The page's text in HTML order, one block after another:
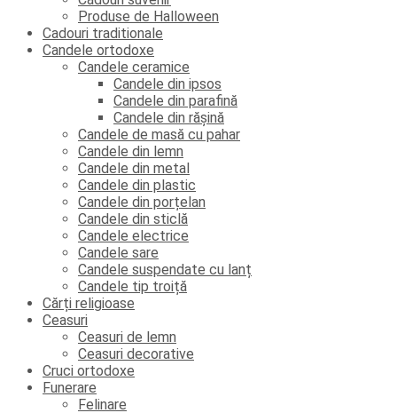
Produse de Halloween
Cadouri traditionale
Candele ortodoxe
Candele ceramice
Candele din ipsos
Candele din parafină
Candele din rășină
Candele de masă cu pahar
Candele din lemn
Candele din metal
Candele din plastic
Candele din porțelan
Candele din sticlă
Candele electrice
Candele sare
Candele suspendate cu lanț
Candele tip troiță
Cărți religioase
Ceasuri
Ceasuri de lemn
Ceasuri decorative
Cruci ortodoxe
Funerare
Felinare